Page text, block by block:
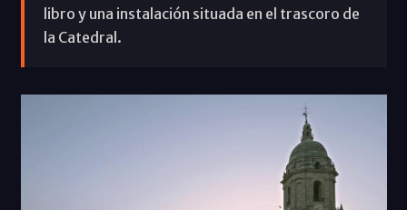
libro y una instalación situada en el trascoro de
la Catedral.